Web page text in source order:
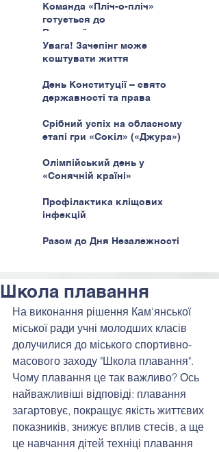
Команда «Пліч-о-пліч»
готується до
Всеукраїнського етапу
Увага! Зачепінг може
коштувати життя
День Конституції – свято
державності та права
Срібний успіх на обласному
етапі гри «Сокіл» («Джура»)
Олімпійський день у
«Сонячній країні»
Профілактика кліщових
інфекцій
Разом до Дня Незалежності
Школа плавання
На виконання рішення Кам'янської
міської ради учні молодших класів
долучилися до міського спортивно-
масового заходу "Школа плавання".
Чому плавання це так важливо? Ось
найважливіші відповіді: плавання
загартовує, покращує якість життєвих
показників, знижує вплив стесів, а ще
це навчання дітей техніці плавання